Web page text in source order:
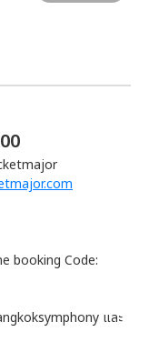
booking Code:
และ